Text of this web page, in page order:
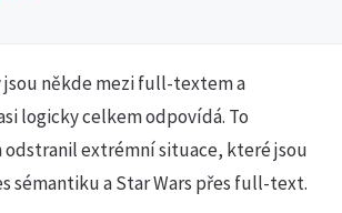
jsou někde mezi full-textem a
logicky celkem odpovídá. To
odstranil extrémní situace, které jsou
sémantiku a Star Wars přes full-text.